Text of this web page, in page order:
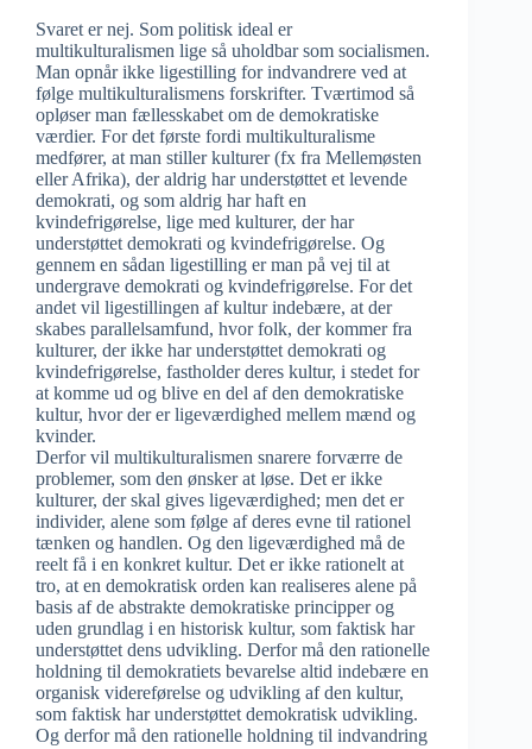
Svaret er nej. Som politisk ideal er
multikulturalismen lige så uholdbar som socialismen.
Man opnår ikke ligestilling for indvandrere ved at
følge multikulturalismens forskrifter. Tværtimod så
opløser man fællesskabet om de demokratiske
værdier. For det første fordi multikulturalisme
medfører, at man stiller kulturer (fx fra Mellemøsten
eller Afrika), der aldrig har understøttet et levende
demokrati, og som aldrig har haft en
kvindefrigørelse, lige med kulturer, der har
understøttet demokrati og kvindefrigørelse. Og
gennem en sådan ligestilling er man på vej til at
undergrave demokrati og kvindefrigørelse. For det
andet vil ligestillingen af kultur indebære, at der
skabes parallelsamfund, hvor folk, der kommer fra
kulturer, der ikke har understøttet demokrati og
kvindefrigørelse, fastholder deres kultur, i stedet for
at komme ud og blive en del af den demokratiske
kultur, hvor der er ligeværdighed mellem mænd og
kvinder.
Derfor vil multikulturalismen snarere forværre de
problemer, som den ønsker at løse. Det er ikke
kulturer, der skal gives ligeværdighed; men det er
individer, alene som følge af deres evne til rationel
tænken og handlen. Og den ligeværdighed må de
reelt få i en konkret kultur. Det er ikke rationelt at
tro, at en demokratisk orden kan realiseres alene på
basis af de abstrakte demokratiske principper og
uden grundlag i en historisk kultur, som faktisk har
understøttet dens udvikling. Derfor må den rationelle
holdning til demokratiets bevarelse altid indebære en
organisk videreførelse og udvikling af den kultur,
som faktisk har understøttet demokratisk udvikling.
Og derfor må den rationelle holdning til indvandring